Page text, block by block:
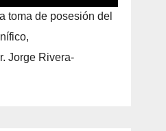
toma de posesión del
Jorge Rivera-